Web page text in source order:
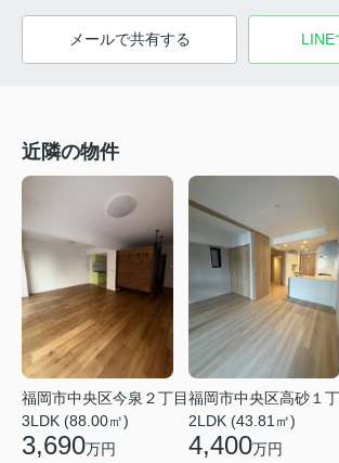
メールで共有する LINE
近隣の物件
福岡市中央区今泉２丁目
3LDK (88.00㎡)
3,690万円
福岡市中央区高砂１
2LDK (43.81㎡)
4,400万円